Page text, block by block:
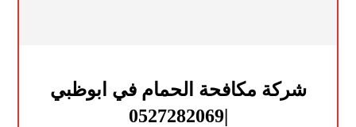
شركة مكافحة الحمام في ابوظبي
|0527282069